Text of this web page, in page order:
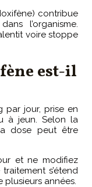
contribue
l’organisme.
voire stoppe
est-il
par jour, prise en
à jeun. Selon la
dose peut être
et ne modifiez
s’étend
plusieurs années.